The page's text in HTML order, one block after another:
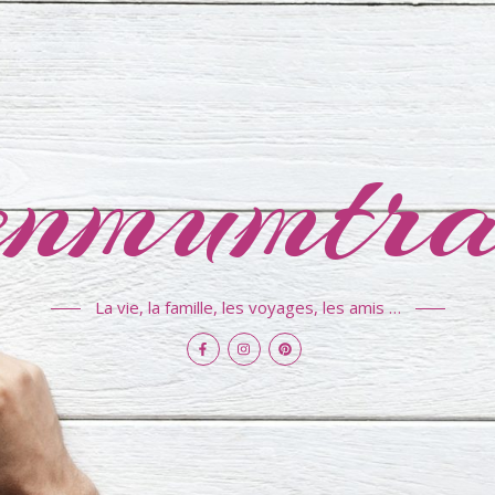
La vie, la famille, les voyages, les amis …